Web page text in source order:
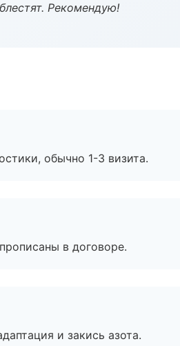
Рекомендую!
обычно 1-3 визита.
в договоре.
и закись азота.